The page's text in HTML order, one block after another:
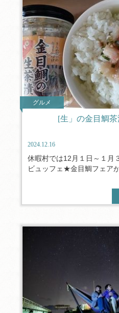
グルメ
[生」の金目鯛茶
2024.12.16
休暇村では12月１日～１月
ビュッフェ★金目鯛フェア